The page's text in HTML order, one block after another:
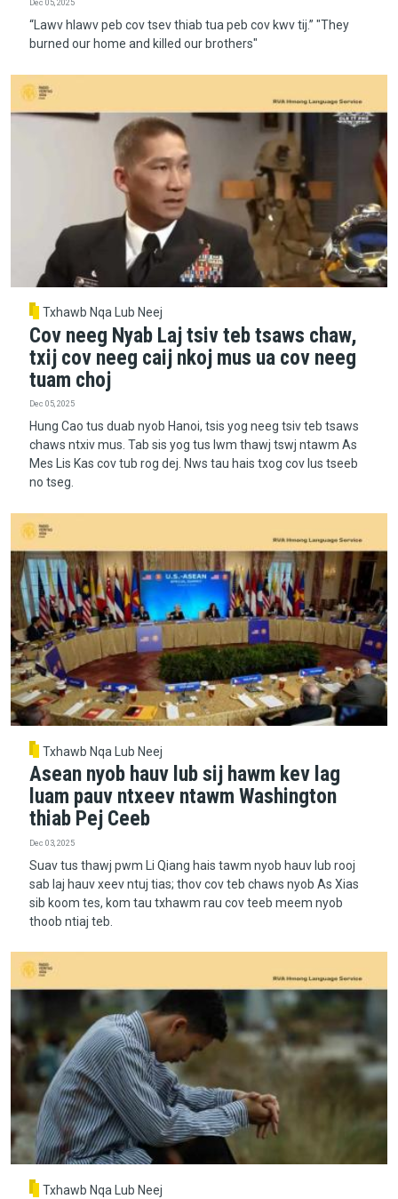
Dec 05, 2025
“Lawv hlawv peb cov tsev thiab tua peb cov kwv tij.” "They
burned our home and killed our brothers"
Txhawb Nqa Lub Neej
Cov neeg Nyab Laj tsiv teb tsaws chaw,
txij cov neeg caij nkoj mus ua cov neeg
tuam choj
Dec 05, 2025
Hung Cao tus duab nyob Hanoi, tsis yog neeg tsiv teb tsaws
chaws ntxiv mus. Tab sis yog tus lwm thawj tswj ntawm As
Mes Lis Kas cov tub rog dej. Nws tau hais txog cov lus tseeb
no tseg.
Txhawb Nqa Lub Neej
Asean nyob hauv lub sij hawm kev lag
luam pauv ntxeev ntawm Washington
thiab Pej Ceeb
Dec 03, 2025
Suav tus thawj pwm Li Qiang hais tawm nyob hauv lub rooj
sab laj hauv xeev ntuj tias; thov cov teb chaws nyob As Xias
sib koom tes, kom tau txhawm rau cov teeb meem nyob
thoob ntiaj teb.
Txhawb Nqa Lub Neej